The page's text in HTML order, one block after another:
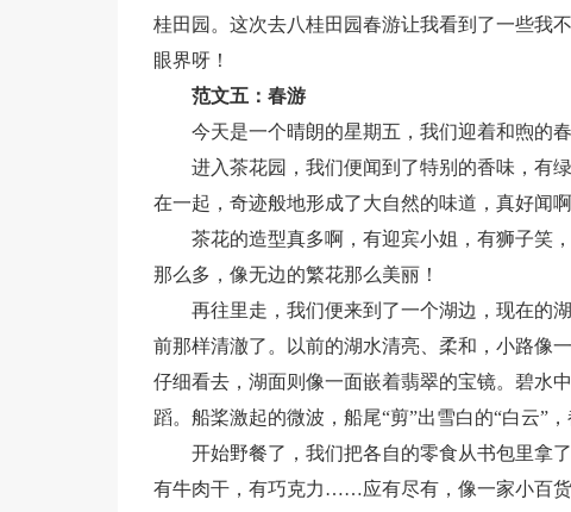
桂田园。这次去八桂田园春游让我看到了一些我
眼界呀！
范文五：春游
今天是一个晴朗的星期五，我们迎着和煦的
进入茶花园，我们便闻到了特别的香味，
在一起，奇迹般地形成了大自然的味道，真好闻啊
茶花的造型真多啊，有迎宾小姐，有狮子
那么多，像无边的繁花那么美丽！
再往里走，我们便来到了一个湖边，现在的
前那样清澈了。以前的湖水清亮、柔和，小路像
仔细看去，湖面则像一面嵌着翡翠的宝镜。碧水
蹈。船桨激起的微波，船尾“剪”出雪白的“白云”，
开始野餐了，我们把各自的零食从书包里拿
有牛肉干，有巧克力……应有尽有，像一家小百